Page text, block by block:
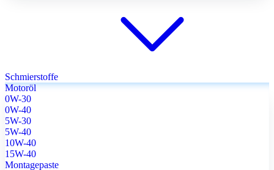
Schmierstoffe
Motoröl
0W-30
0W-40
5W-30
5W-40
10W-40
15W-40
Montagepaste